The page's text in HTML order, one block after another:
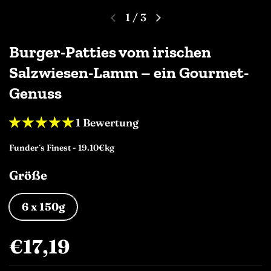
1 /3
Burger-Patties vom irischen
Salzwiesen-Lamm – ein Gourmet-
Genuss
1 Bewertung
Funder´s Finest - 19.10€kg
Größe
6 x 150g
€17,19